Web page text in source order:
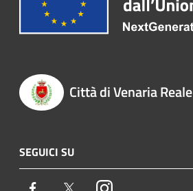
Città di Venaria Reale
SEGUICI SU